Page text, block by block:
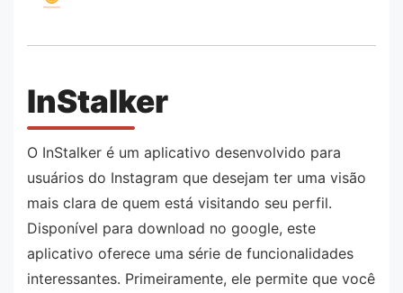
InStalker
O InStalker é um aplicativo desenvolvido para
usuários do Instagram que desejam ter uma visão
mais clara de quem está visitando seu perfil.
Disponível para download no google, este
aplicativo oferece uma série de funcionalidades
interessantes. Primeiramente, ele permite que você